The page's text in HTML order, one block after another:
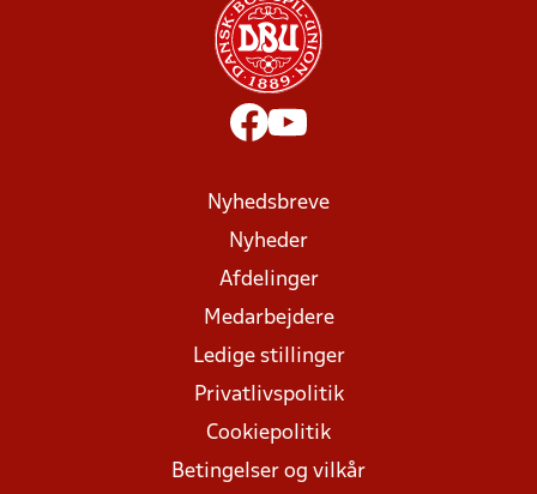
Nyhedsbreve
Nyheder
Afdelinger
Medarbejdere
Ledige stillinger
Privatlivspolitik
Cookiepolitik
Betingelser og vilkår